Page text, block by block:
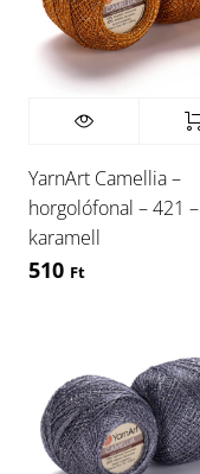
YarnArt Camellia –
horgolófonal – 421 –
karamell
510 Ft